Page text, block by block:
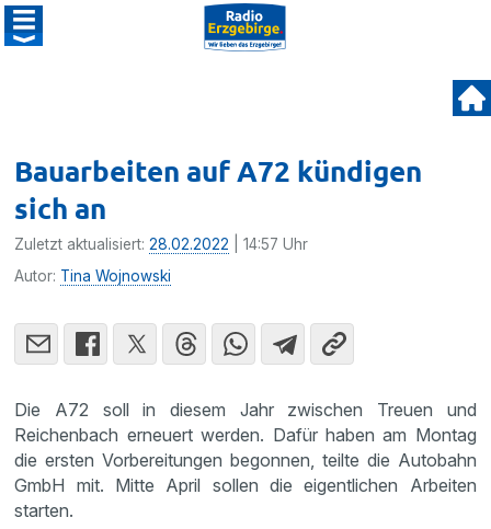
Bauarbeiten auf A72 kündigen
sich an
Zuletzt aktualisiert:28.02.2022 | 14:57 Uhr
Autor: Tina Wojnowski
Die A72 soll in diesem Jahr zwischen Treuen und
Reichenbach erneuert werden. Dafür haben am Montag
die ersten Vorbereitungen begonnen, teilte die Autobahn
GmbH mit. Mitte April sollen die eigentlichen Arbeiten
starten.